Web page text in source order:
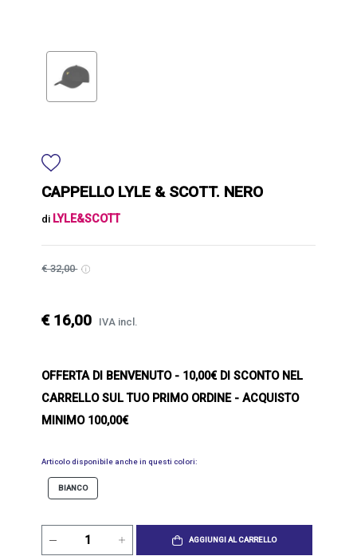
CAPPELLO LYLE & SCOTT. NERO
di LYLE&SCOTT
€ 32,00
€ 16,00 IVA incl.
OFFERTA DI BENVENUTO- 10,00€ DI SCONTO NEL
CARRELLO SUL TUO PRIMO ORDINE - ACQUISTO
MINIMO 100,00€
Articolo disponibile anche in questi colori:
BIANCO
AGGIUNGI AL CARRELLO